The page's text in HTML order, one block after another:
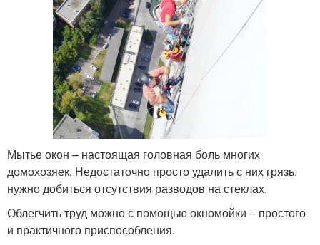
Мытье окон – настоящая головная боль многих
домохозяек. Недостаточно просто удалить с них грязь,
нужно добиться отсутствия разводов на стеклах.
Облегчить труд можно с помощью окномойки – простого
и практичного приспособления.